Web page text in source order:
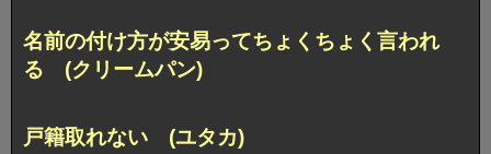
名前の付け方が安易ってちょくちょく言われ
る (クリームパン)
戸籍取れない (ユタカ)